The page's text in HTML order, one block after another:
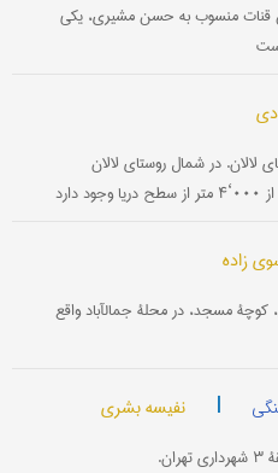
قنات منسوب به حسن مشیری، یکی
لالان. در شمال روستای لالان
زاده
مسجدی در خیابان شهیـد عسکریـان، کوچۀ مسجد، در محلۀ جمال‎آباد واقع
| نفیسه بشری